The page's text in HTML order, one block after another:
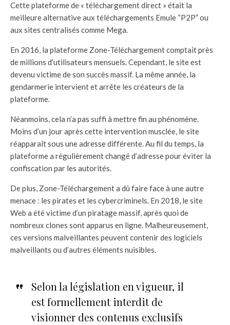
Cette plateforme de « téléchargement direct » était la
meilleure alternative aux téléchargements Emule “P2P” ou
aux sites centralisés comme Mega.
En 2016, la plateforme Zone-Téléchargement comptait près
de millions d’utilisateurs mensuels. Cependant, le site est
devenu victime de son succès massif. La même année, la
gendarmerie intervient et arrête les créateurs de la
plateforme.
Néanmoins, cela n’a pas suffi à mettre fin au phénomène.
Moins d’un jour après cette intervention musclée, le site
réapparaît sous une adresse différente. Au fil du temps, la
plateforme a régulièrement changé d’adresse pour éviter la
confiscation par les autorités.
De plus, Zone-Téléchargement a dû faire face à une autre
menace : les pirates et les cybercriminels. En 2018, le site
Web a été victime d’un piratage massif, après quoi de
nombreux clones sont apparus en ligne. Malheureusement,
ces versions malveillantes peuvent contenir des logiciels
malveillants ou d’autres éléments nuisibles.
Selon la législation en vigueur, il
est formellement interdit de
visionner des contenus exclusifs